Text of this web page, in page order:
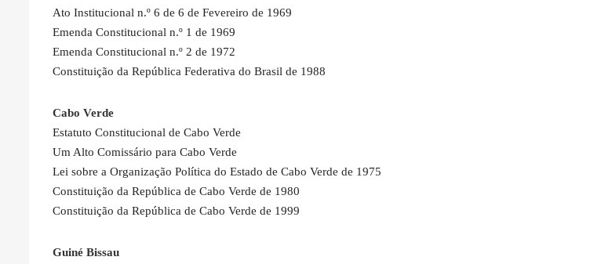
Ato Institucional n.º 6 de 6 de Fevereiro de 1969
Emenda Constitucional n.º 1 de 1969
Emenda Constitucional n.º 2 de 1972
Constituição da República Federativa do Brasil de 1988
Cabo Verde
Estatuto Constitucional de Cabo Verde
Um Alto Comissário para Cabo Verde
Lei sobre a Organização Política do Estado de Cabo Verde de 1975
Constituição da República de Cabo Verde de 1980
Constituição da República de Cabo Verde de 1999
Guiné Bissau